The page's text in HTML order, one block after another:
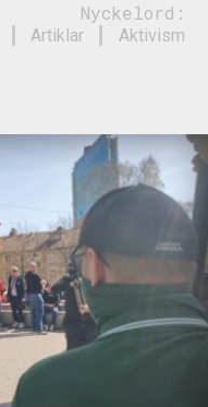
Nyckelord:
Aktivism
Artiklar